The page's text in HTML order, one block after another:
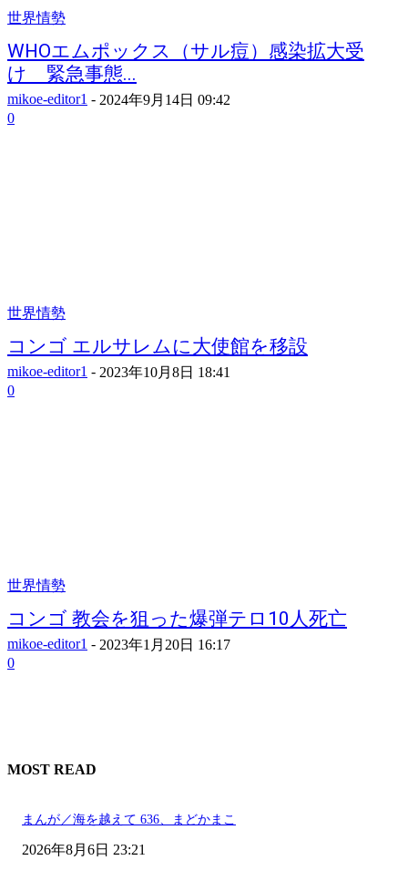
世界情勢
WHOエムポックス（サル痘）感染拡大受
け 緊急事態...
mikoe-editor1 - 2024年9月14日 09:42
0
世界情勢
コンゴ エルサレムに大使館を移設
mikoe-editor1 - 2023年10月8日 18:41
0
世界情勢
コンゴ 教会を狙った爆弾テロ10人死亡
mikoe-editor1 - 2023年1月20日 16:17
0
MOST READ
まんが／海を越えて 636、まどかまこ
2026年8月6日 23:21